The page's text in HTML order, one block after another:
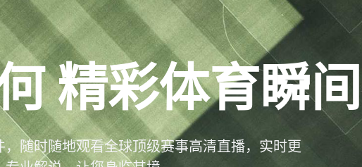
精彩体育瞬间
随时随地观看全球顶级赛事高清直播，实时更